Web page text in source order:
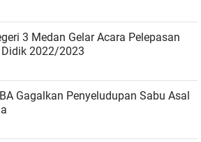
3 Medan Gelar Acara Pelepasan
Didik 2022/2023
Gagalkan Penyeludupan Sabu Asal